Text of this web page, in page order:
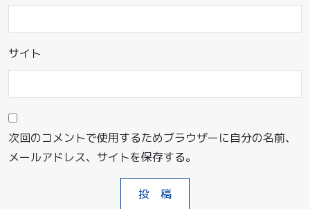
サイト
次回のコメントで使用するためブラウザーに自分の名前、
メールアドレス、サイトを保存する。